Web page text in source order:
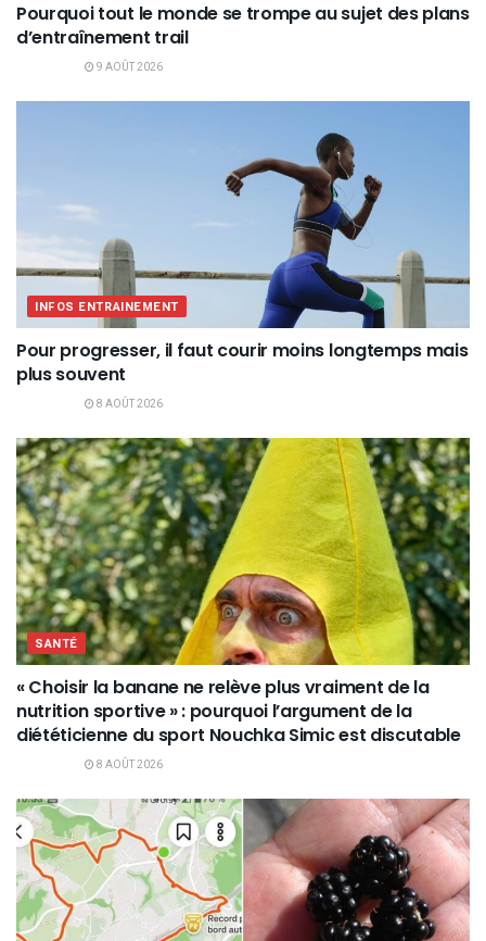
Pourquoi tout le monde se trompe au sujet des plans
d’entraînement trail
9 AOÛT 2026
INFOS ENTRAINEMENT
Pour progresser, il faut courir moins longtemps mais
plus souvent
8 AOÛT 2026
SANTÉ
« Choisir la banane ne relève plus vraiment de la
nutrition sportive » : pourquoi l’argument de la
diététicienne du sport Nouchka Simic est discutable
8 AOÛT 2026